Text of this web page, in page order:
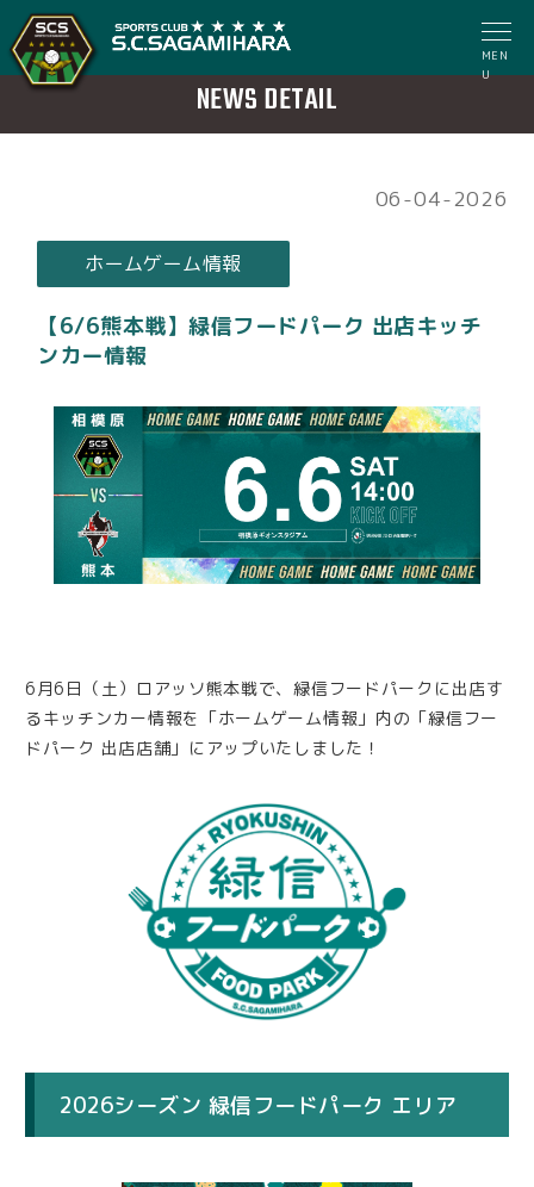
MEN
U
NEWS DETAIL
06-04-2026
ホームゲーム情報
【6/6熊本戦】緑信フードパーク 出店キッチ
ンカー情報
6月6日（土）ロアッソ熊本戦で、緑信フードパークに出店す
るキッチンカー情報を「ホームゲーム情報」内の「緑信フー
ドパーク 出店店舗」にアップいたしました！
2026シーズン 緑信フードパーク エリア